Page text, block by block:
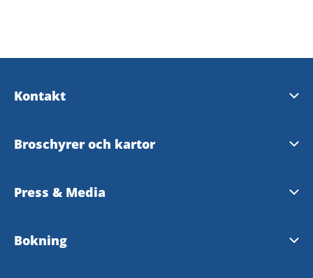
Kontakt
Turistinformation
Företagsportal
Broschyrer och kartor
Turistbroschyr 2026
Press & Media
Pressrum på MyNewsDesk
Bokning